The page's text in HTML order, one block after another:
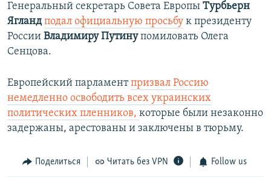
Генеральный секретарь Совета Европы Турбьерн
Ягландподал официальную просьбу к президенту
России Владимиру Путинупомиловать Олега
Сенцова.
Европейский парламентпризвал Россию
немедленно освободить всех украинских
политических пленников, которые были незаконно
задержаны, арестованы и заключены в тюрьму.
Поделиться Читать без VPN Follow us